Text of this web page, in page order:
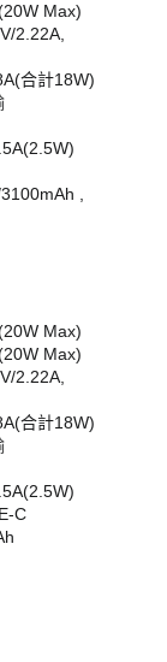
Max)
2.22A,
合計18W)
,
Max)
Max)
2.22A,
合計18W)
C